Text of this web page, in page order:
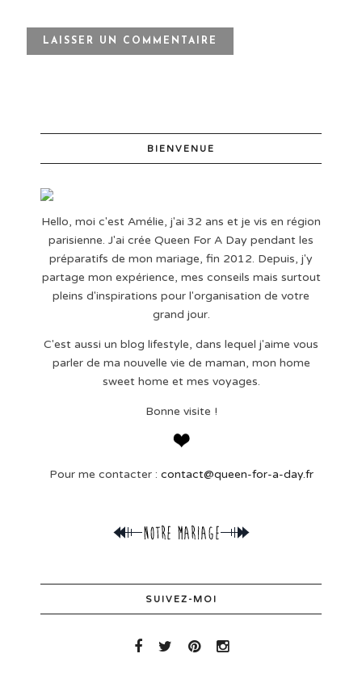
BIENVENUE
Hello, moi c'est Amélie, j'ai 32 ans et je vis en région
parisienne. J'ai crée Queen For A Day pendant les
préparatifs de mon mariage, fin 2012. Depuis, j'y
partage mon expérience, mes conseils mais surtout
pleins d'inspirations pour l'organisation de votre
grand jour.
C'est aussi un blog lifestyle, dans lequel j'aime vous
parler de ma nouvelle vie de maman, mon home
sweet home et mes voyages.
Bonne visite !
Pour me contacter : contact@queen-for-a-day.fr
SUIVEZ-MOI